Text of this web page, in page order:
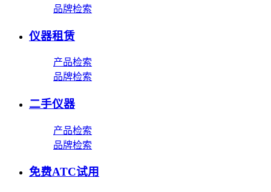
品牌检索
仪器租赁
产品检索
品牌检索
二手仪器
产品检索
品牌检索
免费ATC试用